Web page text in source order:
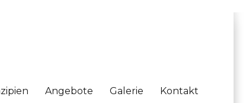
Angebote Galerie Kontakt